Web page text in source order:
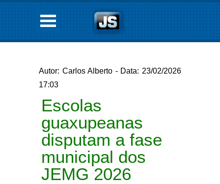
Autor: Carlos Alberto - Data: 23/02/2026
17:03
Escolas
guaxupeanas
disputam a fase
municipal dos
JEMG 2026